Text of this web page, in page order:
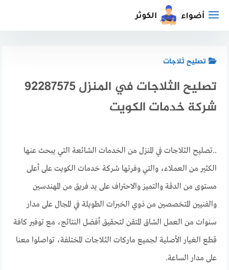
تصليح ثلاجات
تصليح الثلاجات في المنزل 92287575
شركة خدمات الكويت
..تصليح الثلاجات في المنزل من الخدمات الشائعة التي يبحث عنها
الكثير من العملاء، والتي وفرتها شركة خدمات الكويت على أعلى
مستوى من الدقة والتميز والاحتراف على يد فريق من المهندسين
والفنيين المتخصصين من ذوي الخبرات الطويلة في المجال على مدار
سنوات من العمل الشاق المتقن لتحقيق أفضل النتائج، مع توفير كافة
قطع الغيار الأصلية لجميع ماركات الثلاجات المختلفة، تواصلوا معنا
على مدار الساعة.